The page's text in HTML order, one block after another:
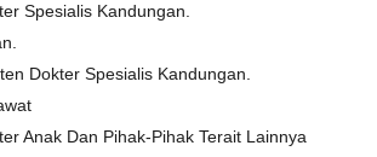
Spesialis Kandungan.
Dokter Spesialis Kandungan.
Anak Dan Pihak-Pihak Terait Lainnya